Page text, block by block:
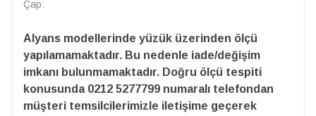
Çap:
Alyans modellerinde yüzük üzerinden ölçü
yapılamamaktadır. Bu nedenle iade/değişim
imkanı bulunmamaktadır. Doğru ölçü tespiti
konusunda 0212 5277799 numaralı telefondan
müşteri temsilcilerimizle iletişime geçerek